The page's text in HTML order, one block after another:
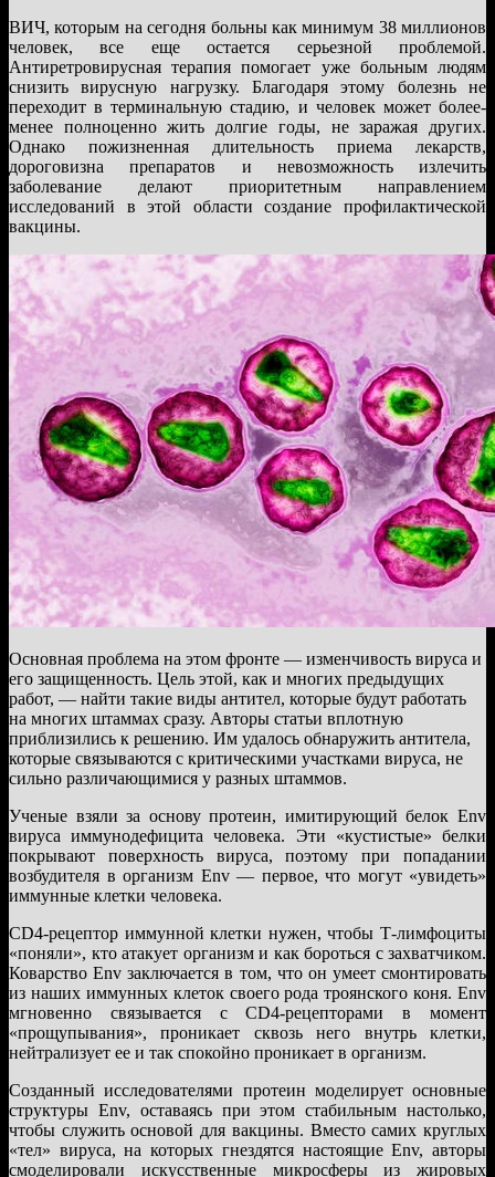
ВИЧ, которым на сегодня больны как минимум 38 миллионов
человек, все еще остается серьезной проблемой.
Антиретровирусная терапия помогает уже больным людям
снизить вирусную нагрузку. Благодаря этому болезнь не
переходит в терминальную стадию, и человек может более-
менее полноценно жить долгие годы, не заражая других.
Однако пожизненная длительность приема лекарств,
дороговизна препаратов и невозможность излечить
заболевание делают приоритетным направлением
исследований в этой области создание профилактической
вакцины.
Основная проблема на этом фронте — изменчивость вируса и
его защищенность. Цель этой, как и многих предыдущих
работ, — найти такие виды антител, которые будут работать
на многих штаммах сразу. Авторы статьи вплотную
приблизились к решению. Им удалось обнаружить антитела,
которые связываются с критическими участками вируса, не
сильно различающимися у разных штаммов.
Ученые взяли за основу протеин, имитирующий белок Env
вируса иммунодефицита человека. Эти «кустистые» белки
покрывают поверхность вируса, поэтому при попадании
возбудителя в организм Env — первое, что могут «увидеть»
иммунные клетки человека.
CD4-рецептор иммунной клетки нужен, чтобы Т-лимфоциты
«поняли», кто атакует организм и как бороться с захватчиком.
Коварство Env заключается в том, что он умеет смонтировать
из наших иммунных клеток своего рода троянского коня. Env
мгновенно связывается с CD4-рецепторами в момент
«прощупывания», проникает сквозь него внутрь клетки,
нейтрализует ее и так спокойно проникает в организм.
Созданный исследователями протеин моделирует основные
структуры Env, оставаясь при этом стабильным настолько,
чтобы служить основой для вакцины. Вместо самих круглых
«тел» вируса, на которых гнездятся настоящие Env, авторы
смоделировали искусственные микросферы из жировых